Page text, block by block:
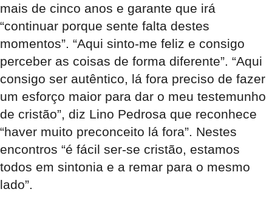
mais de cinco anos e garante que irá
“continuar porque sente falta destes
momentos”. “Aqui sinto-me feliz e consigo
perceber as coisas de forma diferente”. “Aqui
consigo ser autêntico, lá fora preciso de fazer
um esforço maior para dar o meu testemunho
de cristão”, diz Lino Pedrosa que reconhece
“haver muito preconceito lá fora”. Nestes
encontros “é fácil ser-se cristão, estamos
todos em sintonia e a remar para o mesmo
lado”.